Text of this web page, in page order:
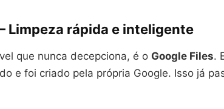
Limpeza rápida e inteligente
que nunca decepciona, é o Google Files.
e foi criado pela própria Google. Isso já